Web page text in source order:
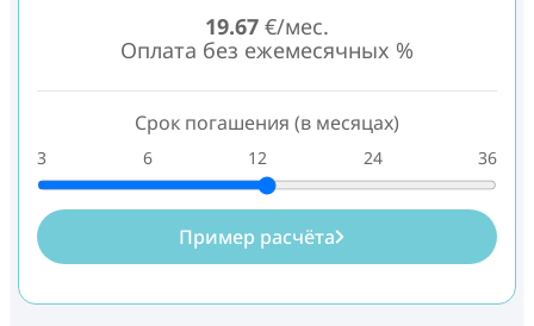
19.67 €/мес.
Оплата без ежемесячных %
Срок погашения (в месяцах)
3 6 12 24 36
Пример расчёта